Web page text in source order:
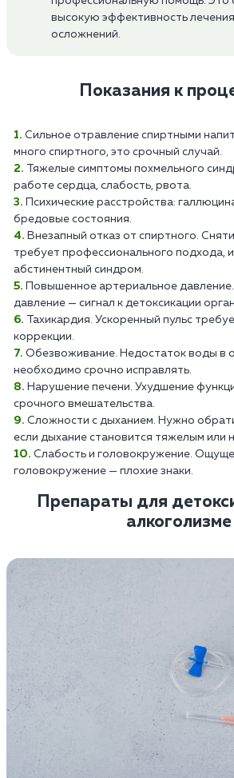
высокую эффективность
осложнений.
Показания к
Сильное отравление спиртными
много спиртного, это срочный случай.
Тяжелые симптомы похмельного
работе сердца, слабость, рвота.
Психические расстройства:
бредовые состояния.
Внезапный отказ от спиртного.
требует профессионального подхода,
абстинентный синдром.
Повышенное артериальное
давление — сигнал к детоксикации
Тахикардия. Ускоренный пульс
коррекции.
Обезвоживание. Недостаток воды в
необходимо срочно исправлять.
Нарушение печени. Ухудшение
срочного вмешательства.
Сложности с дыханием. Нужно
если дыхание становится тяжелым или
Слабость и головокружение.
головокружение — плохие знаки.
Препараты для
алкоголизме